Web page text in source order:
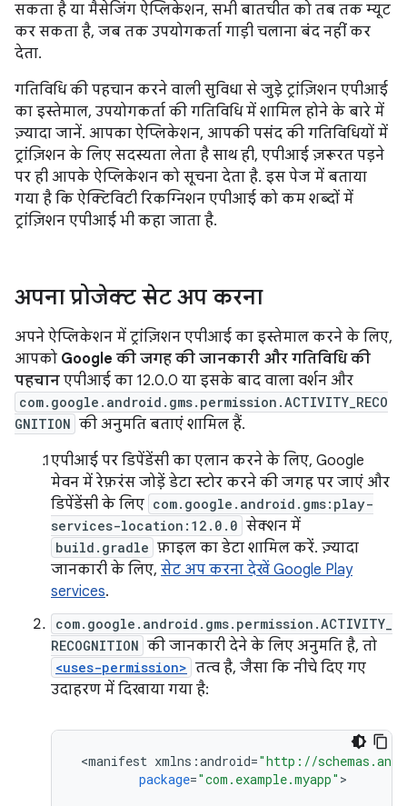
सकता है या मैसेजिंग ऐप्लिकेशन, सभी बातचीत को तब तक म्यूट
कर सकता है, जब तक उपयोगकर्ता गाड़ी चलाना बंद नहीं कर
देता.
गतिविधि की पहचान करने वाली सुविधा से जुड़े ट्रांज़िशन एपीआई
का इस्तेमाल, उपयोगकर्ता की गतिविधि में शामिल होने के बारे में
ज़्यादा जानें. आपका ऐप्लिकेशन, आपकी पसंद की गतिविधियों में
ट्रांज़िशन के लिए सदस्यता लेता है साथ ही, एपीआई ज़रूरत पड़ने
पर ही आपके ऐप्लिकेशन को सूचना देता है. इस पेज में बताया
गया है कि ऐक्टिविटी रिकग्निशन एपीआई को कम शब्दों में
ट्रांज़िशन एपीआई भी कहा जाता है.
अपना प्रोजेक्ट सेट अप करना
अपने ऐप्लिकेशन में ट्रांज़िशन एपीआई का इस्तेमाल करने के लिए,
आपको Google की जगह की जानकारी और गतिविधि की
पहचान एपीआई का 12.0.0 या इसके बाद वाला वर्शन और
com.google.android.gms.permission.ACTIVITY_RECO
GNITION की अनुमति बताएं शामिल हैं.
एपीआई पर डिपेंडेंसी का एलान करने के लिए, Google
मेवन में रेफ़रंस जोड़ें डेटा स्टोर करने की जगह पर जाएं और
डिपेंडेंसी के लिए com.google.android.gms:play-
services-location:12.0.0 सेक्शन में
build.gradle फ़ाइल का डेटा शामिल करें. ज़्यादा
जानकारी के लिए, सेट अप करना देखें Google Play
services.
com.google.android.gms.permission.ACTIVITY_
RECOGNITION की जानकारी देने के लिए अनुमति है, तो
<uses-permission> तत्व है, जैसा कि नीचे दिए गए
उदाहरण में दिखाया गया है:
<manifest xmlns :android="http://
package="com.example.myapp" >